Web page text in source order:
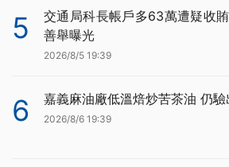
5
交通局科長帳戶多63萬遭疑收
善舉曝光
2026/8/5 19:39
6 嘉義麻油廠低溫焙炒苦茶油 仍
2026/8/6 19:39